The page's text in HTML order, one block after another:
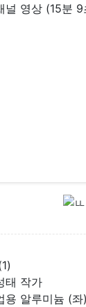
태 작가